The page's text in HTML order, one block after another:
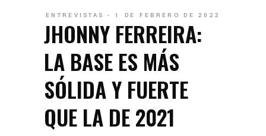
ENTREVISTAS 1 DE FEBRERO DE 2022
JHONNY FERREIRA:
LA BASE ES MÁS
SÓLIDA Y FUERTE
QUE LA DE 2021